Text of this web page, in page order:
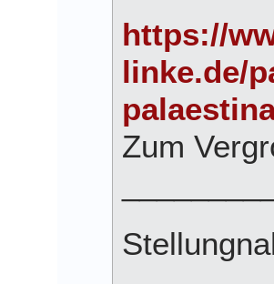
https://
linke.de/
Zum